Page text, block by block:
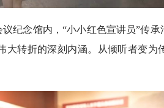
纪念馆内，“小小红色宣讲员”传
大转折的深刻内涵。从倾听者变为